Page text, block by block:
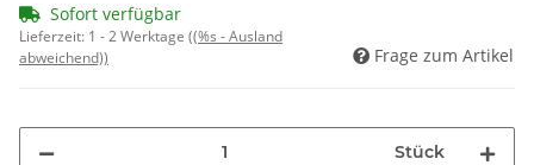
Sofort verfügbar
Lieferzeit: 1 - 2 Werktage ((%s - Ausland
abweichend))
Frage zum Artikel
Stück